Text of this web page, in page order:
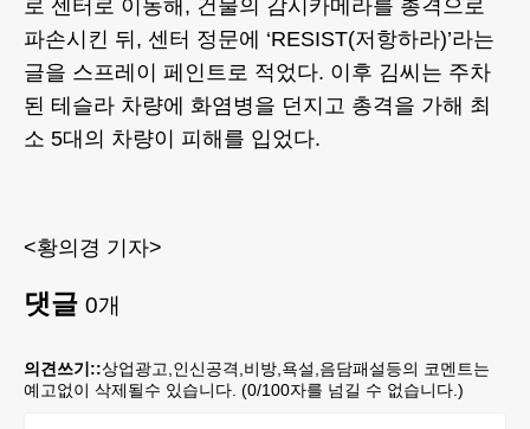
로 센터로 이동해, 건물의 감시카메라를 총격으로
파손시킨 뒤, 센터 정문에 ‘RESIST(저항하라)’라는
글을 스프레이 페인트로 적었다. 이후 김씨는 주차
된 테슬라 차량에 화염병을 던지고 총격을 가해 최
소 5대의 차량이 피해를 입었다.
<황의경 기자>
댓글 0개
의견쓰기::상업광고,인신공격,비방,욕설,음담패설등의 코멘트는
예고없이 삭제될수 있습니다. (0/100자를 넘길 수 없습니다.)